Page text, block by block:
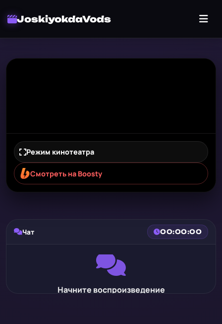
JoskiyokdaVods
Режим кинотеатра
Смотреть на Boosty
Чат 00:00:00
Начните воспроизведение